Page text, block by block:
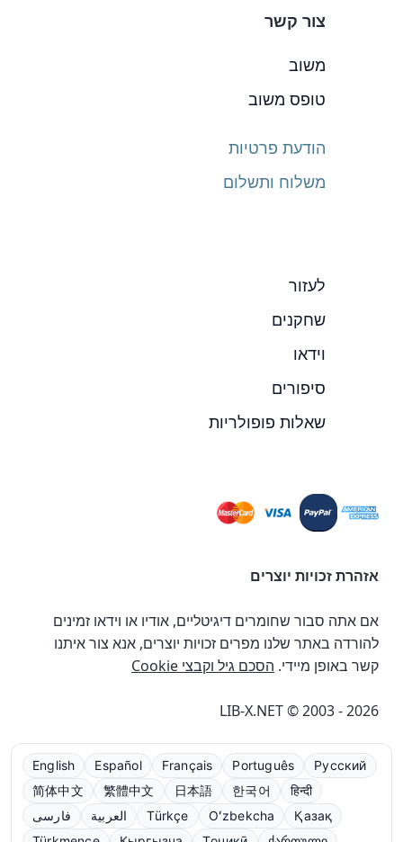
צור קשר
משוב
טופס משוב
הודעת פרטיות
משלוח ותשלום
לעזור
שחקנים
וידאו
סיפורים
שאלות פופולריות
אזהרת זכויות יוצרים
אם אתה סבור שחומרים דיגיטליים, אודיו או וידאו זמינים
להורדה באתר שלנו מפרים זכויות יוצרים, אנא צור איתנו
קשר באופן מיידי. הסכם גיל וקבצי Cookie
LIB-X.NET © 2003 - 2026
English Español Français Português
Русский
简体中文
繁體中文 日本語 한국어
हिन्दी
فارسی
العربية Türkçe Oʻzbekcha
Қазақ